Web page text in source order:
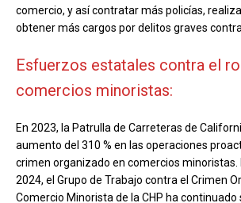
comercio, y así contratar más policías,
obtener más cargos por delitos graves
Esfuerzos estatales contra el
comercios minoristas:
En 2023, la Patrulla de Carreteras de
aumento del 310 % en las operaciones
crimen organizado en comercios minoristas.
2024, el Grupo de Trabajo contra el Crimen
Comercio Minorista de la CHP ha